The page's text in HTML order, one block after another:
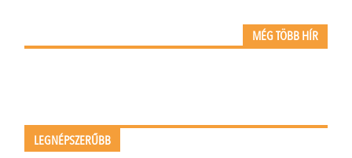
MÉG TÖBB HÍR
LEGNÉPSZERŰBB